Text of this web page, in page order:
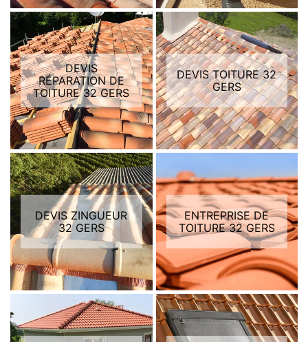
DEVIS
RÉPARATION DE
TOITURE 32 GERS
DEVIS TOITURE 32
GERS
DEVIS ZINGUEUR
32 GERS
ENTREPRISE DE
TOITURE 32 GERS